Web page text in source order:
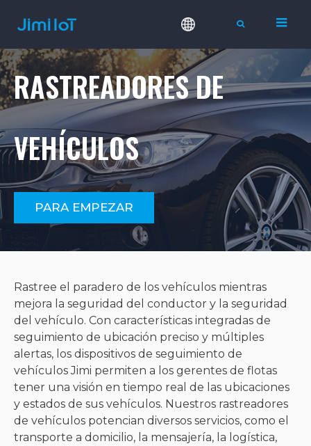
RASTREADORES DE
VEHÍCULOS
PARA EMPEZAR
Rastree el paradero de los vehículos mientras
mejora la seguridad del conductor y la seguridad
del vehículo. Con características integradas de
seguimiento de ubicación preciso y múltiples
alertas, los dispositivos de seguimiento de
vehículos Jimi permiten a los gerentes de flotas
tener una visión en tiempo real de las ubicaciones
y estados de sus vehículos. Nuestros rastreadores
de vehículos potencian diversos servicios, como el
transporte a domicilio, la mensajería, la logística,